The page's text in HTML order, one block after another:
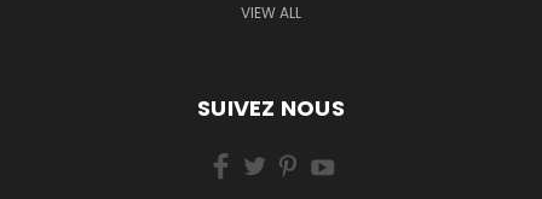
VIEW ALL
SUIVEZ NOUS